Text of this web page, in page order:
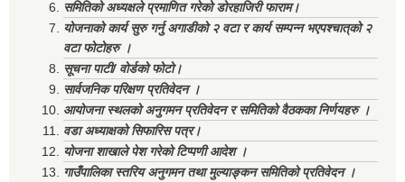
समितिको अध्यक्षले प्रमाणित गरेको डोरहाजिरी फाराम।
योजनाको कार्य सुरु गर्नु अगाडीको २ वटा र कार्य सम्पन्न भएपश्चात्‌को २
वटा फोटोहरु ।
सूचना पाटी/ वोर्डको फोटो।
सार्वजनिक परिक्षण प्रतिवेदन ।
आयोजना स्थलको अनुगमन प्रतिवेदन र समितिको वैठकका निर्णयहरु ।
वडा अध्याक्षको सिफारिस पत्र।
योजना शाखाले पेश गरेको टिप्पणी आदेश ।
गाउँपालिका स्तरिय अनुगमन तथा मुल्याङ्कन समितिको प्रतिवेदन ।